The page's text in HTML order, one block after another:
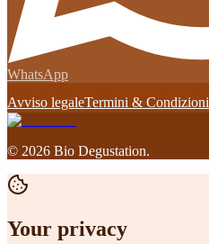
WhatsApp
Avviso legaleTermini & Condizioni
© 2026 Bio Degustation.
Your privacy